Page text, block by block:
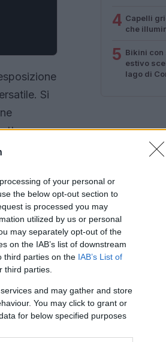
of your personal or
the below opt-out section to
is processed you may
utilized by us or personal
may separately opt-out of the
on the IAB’s list of downstream
third parties on the IAB’s List of
third parties.
and may gather and store
You may click to grant or
for below specified purposes
Si
un
4 Capelli
che
5 Bikini con
estivo
lago di